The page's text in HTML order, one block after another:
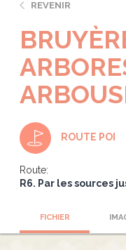
REVENIR
ROUTE POI
Route:
R6. Par les sources
FICHIER